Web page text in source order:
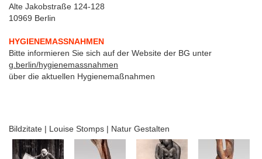
Alte Jakobstraße 124-128
10969 Berlin
HYGIENEMASSNAHMEN
Bitte informieren Sie sich auf der Website der BG unter
g.berlin/hygienemassnahmen
über die aktuellen Hygienemaßnahmen
Bildzitate | Louise Stomps | Natur Gestalten